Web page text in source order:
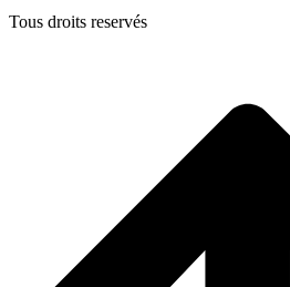
Tous droits reservés